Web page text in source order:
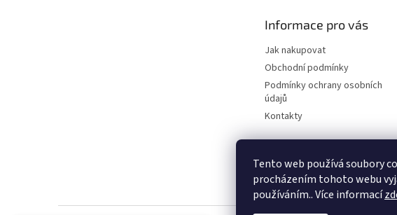
Tento web používá soubory
procházením tohoto webu
používáním.. Více informací
Informace pro vás
Jak nakupovat
Obchodní podmínky
Podmínky ochrany osobních
údajů
Kontakty